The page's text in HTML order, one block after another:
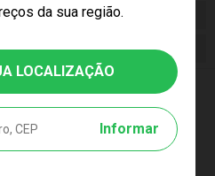
da sua região.
LOCALIZAÇÃO
Informar
01 Duchinhos Ducha Elefantinho
mULTICOR
Levou